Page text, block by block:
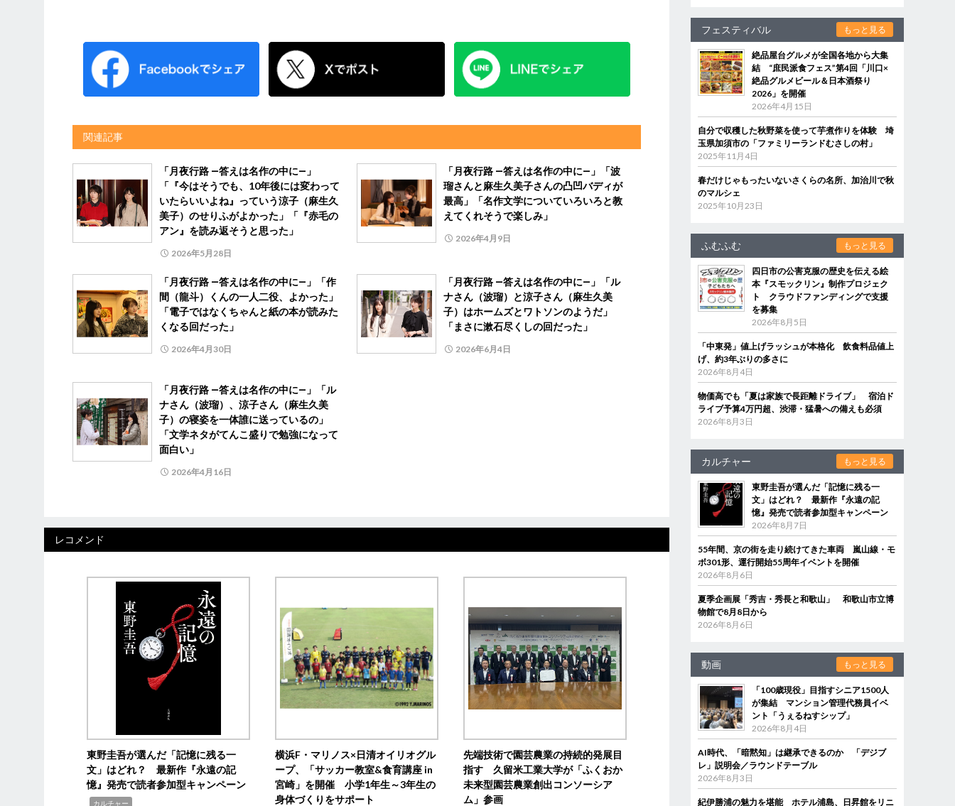
関連記事
「月夜行路 ―答えは名作の中に―」
「『今はそうでも、10年後には変わって
いたらいいよね』っていう涼子（麻生久
美子）のせりふがよかった」「『赤毛の
アン』を読み返そうと思った」
2026年5月28日
「月夜行路 ―答えは名作の中に―」「波
瑠さんと麻生久美子さんの凸凹バディが
最高」「名作文学についていろいろと教
えてくれそうで楽しみ」
2026年4月9日
「月夜行路 ―答えは名作の中に―」「作
間（龍斗）くんの一人二役、よかった」
「電子ではなくちゃんと紙の本が読みた
くなる回だった」
2026年4月30日
「月夜行路 ―答えは名作の中に―」「ル
ナさん（波瑠）と涼子さん（麻生久美
子）はホームズとワトソンのようだ」
「まさに漱石尽くしの回だった」
2026年6月4日
「月夜行路 ―答えは名作の中に―」「ル
ナさん（波瑠）、涼子さん（麻生久美
子）の寝姿を一体誰に送っているの」
「文学ネタがてんこ盛りで勉強になって
面白い」
2026年4月16日
レコメンド
東野圭吾が選んだ「記憶に残る一
文」はどれ？ 最新作『永遠の記
憶』発売で読者参加型キャンペーン
カルチャー
横浜F・マリノス×日清オイリオグル
ープ、「サッカー教室&食育講座 in
宮崎」を開催 小学1年生～3年生の
身体づくりをサポート
先端技術で園芸農業の持続的発展目
指す 久留米工業大学が「ふくおか
未来型園芸農業創出コンソーシア
ム」参画
フェスティバル もっと見る
絶品屋台グルメが全国各地から大集
結 “庶民派食フェス”第4回「川口×
絶品グルメビール＆日本酒祭り
2026」を開催
2026年4月15日
自分で収穫した秋野菜を使って芋煮作りを体験 埼
玉県加須市の「ファミリーランドむさしの村」
2025年11月4日
春だけじゃもったいないさくらの名所、加治川で秋
のマルシェ
2025年10月23日
ふむふむ もっと見る
四日市の公害克服の歴史を伝える絵
本『スモックリン』制作プロジェク
ト クラウドファンディングで支援
を募集
2026年8月5日
「中東発」値上げラッシュが本格化 飲食料品値上
げ、約3年ぶりの多さに
2026年8月4日
物価高でも「夏は家族で長距離ドライブ」 宿泊ド
ライブ予算4万円超、渋滞・猛暑への備えも必須
2026年8月3日
カルチャー もっと見る
東野圭吾が選んだ「記憶に残る一
文」はどれ？ 最新作『永遠の記
憶』発売で読者参加型キャンペーン
2026年8月7日
55年間、京の街を走り続けてきた車両 嵐山線・モ
ボ301形、運行開始55周年イベントを開催
2026年8月6日
夏季企画展「秀吉・秀長と和歌山」 和歌山市立博
物館で8月8日から
2026年8月6日
動画 もっと見る
「100歳現役」目指すシニア1500人
が集結 マンション管理代務員イベ
ント「うぇるねすシップ」
2026年8月4日
AI時代、「暗黙知」は継承できるのか 「デジブ
レ」説明会／ラウンドテーブル
2026年8月3日
紀伊勝浦の魅力を堪能 ホテル浦島、日昇館をリニ